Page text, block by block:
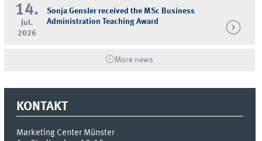
14.
Jul.
2026
Sonja Gensler received the MSc Business
Administration Teaching Award
More news
KONTAKT
Marketing Center Münster